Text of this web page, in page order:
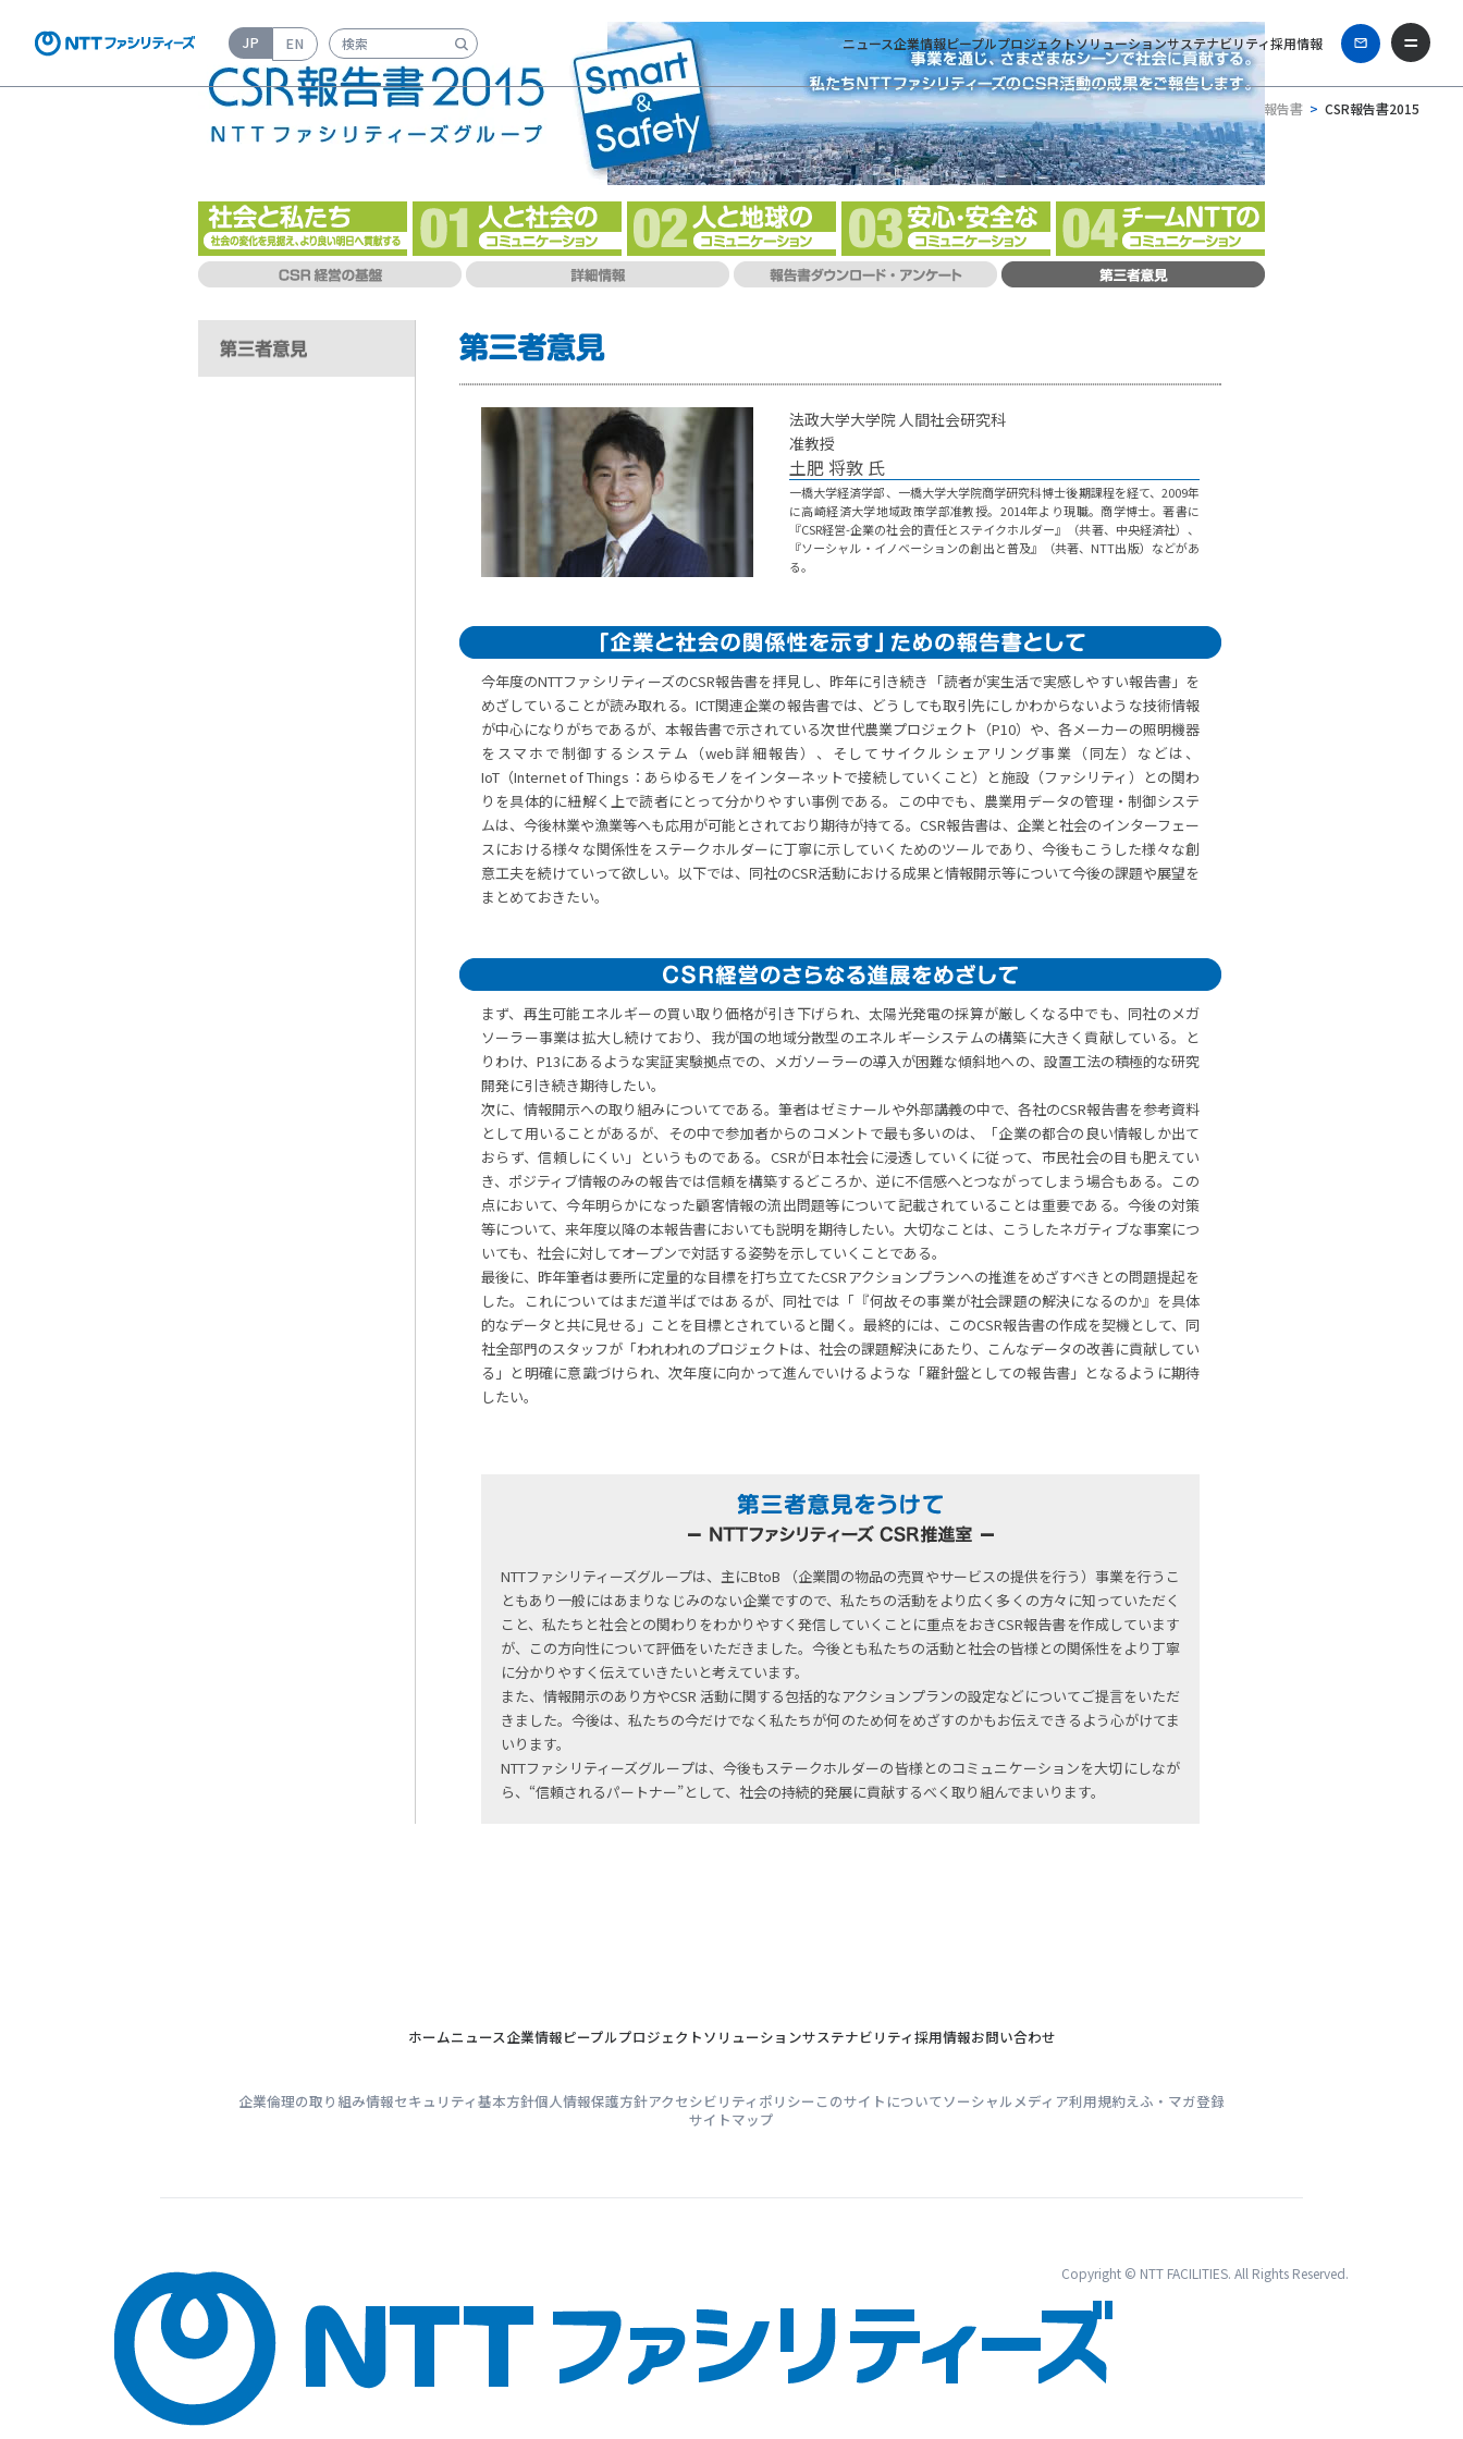
JP EN 検索キーワード入力 ニュース企業情報ピープルプロジェクトソリューションサステナビリティ採用情報
CSR報告書 CSR報告書2015
法政大学大学院 人間社会研究科
准教授
土肥 将敦 氏
一橋大学経済学部、一橋大学大学院商学研究科博士後期課程を経て、2009年
に高崎経済大学地域政策学部准教授。2014年より現職。商学博士。著書に
『CSR経営-企業の社会的責任とステイクホルダー』（共著、中央経済社）、
『ソーシャル・イノベーションの創出と普及』（共著、NTT出版）などがあ
る。
今年度のNTTファシリティーズのCSR報告書を拝見し、昨年に引き続き「読者が実生活で実感しやすい報告書」を
めざしていることが読み取れる。ICT関連企業の報告書では、どうしても取引先にしかわからないような技術情報
が中心になりがちであるが、本報告書で示されている次世代農業プロジェクト（P10）や、各メーカーの照明機器
をスマホで制御するシステム（web詳細報告）、そしてサイクルシェアリング事業（同左）などは、
IoT（Internet of Things：あらゆるモノをインターネットで接続していくこと）と施設（ファシリティ）との関わ
りを具体的に紐解く上で読者にとって分かりやすい事例である。この中でも、農業用データの管理・制御システ
ムは、今後林業や漁業等へも応用が可能とされており期待が持てる。CSR報告書は、企業と社会のインターフェー
スにおける様々な関係性をステークホルダーに丁寧に示していくためのツールであり、今後もこうした様々な創
意工夫を続けていって欲しい。以下では、同社のCSR活動における成果と情報開示等について今後の課題や展望を
まとめておきたい。
まず、再生可能エネルギーの買い取り価格が引き下げられ、太陽光発電の採算が厳しくなる中でも、同社のメガ
ソーラー事業は拡大し続けており、我が国の地域分散型のエネルギーシステムの構築に大きく貢献している。と
りわけ、P13にあるような実証実験拠点での、メガソーラーの導入が困難な傾斜地への、設置工法の積極的な研究
開発に引き続き期待したい。
次に、情報開示への取り組みについてである。筆者はゼミナールや外部講義の中で、各社のCSR報告書を参考資料
として用いることがあるが、その中で参加者からのコメントで最も多いのは、「企業の都合の良い情報しか出て
おらず、信頼しにくい」というものである。CSRが日本社会に浸透していくに従って、市民社会の目も肥えてい
き、ポジティブ情報のみの報告では信頼を構築するどころか、逆に不信感へとつながってしまう場合もある。この
点において、今年明らかになった顧客情報の流出問題等について記載されていることは重要である。今後の対策
等について、来年度以降の本報告書においても説明を期待したい。大切なことは、こうしたネガティブな事案につ
いても、社会に対してオープンで対話する姿勢を示していくことである。
最後に、昨年筆者は要所に定量的な目標を打ち立てたCSRアクションプランへの推進をめざすべきとの問題提起を
した。これについてはまだ道半ばではあるが、同社では「『何故その事業が社会課題の解決になるのか』を具体
的なデータと共に見せる」ことを目標とされていると聞く。最終的には、このCSR報告書の作成を契機として、同
社全部門のスタッフが「われわれのプロジェクトは、社会の課題解決にあたり、こんなデータの改善に貢献してい
る」と明確に意識づけられ、次年度に向かって進んでいけるような「羅針盤としての報告書」となるように期待
したい。
NTTファシリティーズグループは、主にBtoB （企業間の物品の売買やサービスの提供を行う）事業を行うこ
ともあり一般にはあまりなじみのない企業ですので、私たちの活動をより広く多くの方々に知っていただく
こと、私たちと社会との関わりをわかりやすく発信していくことに重点をおきCSR報告書を作成しています
が、この方向性について評価をいただきました。今後とも私たちの活動と社会の皆様との関係性をより丁寧
に分かりやすく伝えていきたいと考えています。
また、情報開示のあり方やCSR 活動に関する包括的なアクションプランの設定などについてご提言をいただ
きました。今後は、私たちの今だけでなく私たちが何のため何をめざすのかもお伝えできるよう心がけてま
いります。
NTTファシリティーズグループは、今後もステークホルダーの皆様とのコミュニケーションを大切にしなが
ら、“信頼されるパートナー”として、社会の持続的発展に貢献するべく取り組んでまいります。
ホームニュース企業情報ピープルプロジェクトソリューションサステナビリティ採用情報お問い合わせ
企業倫理の取り組み情報セキュリティ基本方針個人情報保護方針アクセシビリティポリシー このサイトについてソーシャルメディア利用規約えふ・マガ登録
サイトマップ
Copyright © NTT FACILITIES. All Rights Reserved.